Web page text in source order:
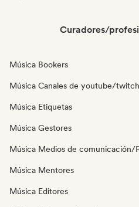
Curadores/
Música Bookers
Música Canales de youtube/twitch
Música Etiquetas
Música Gestores
Música Medios de comunicación/
Música Mentores
Música Editores